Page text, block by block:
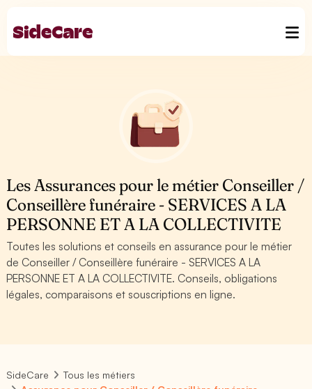
Les Assurances pour le métier Conseiller /
Conseillère funéraire - SERVICES A LA
PERSONNE ET A LA COLLECTIVITE
Toutes les solutions et conseils en assurance pour le métier
de Conseiller / Conseillère funéraire - SERVICES A LA
PERSONNE ET A LA COLLECTIVITE. Conseils, obligations
légales, comparaisons et souscriptions en ligne.
SideCare
Tous les métiers